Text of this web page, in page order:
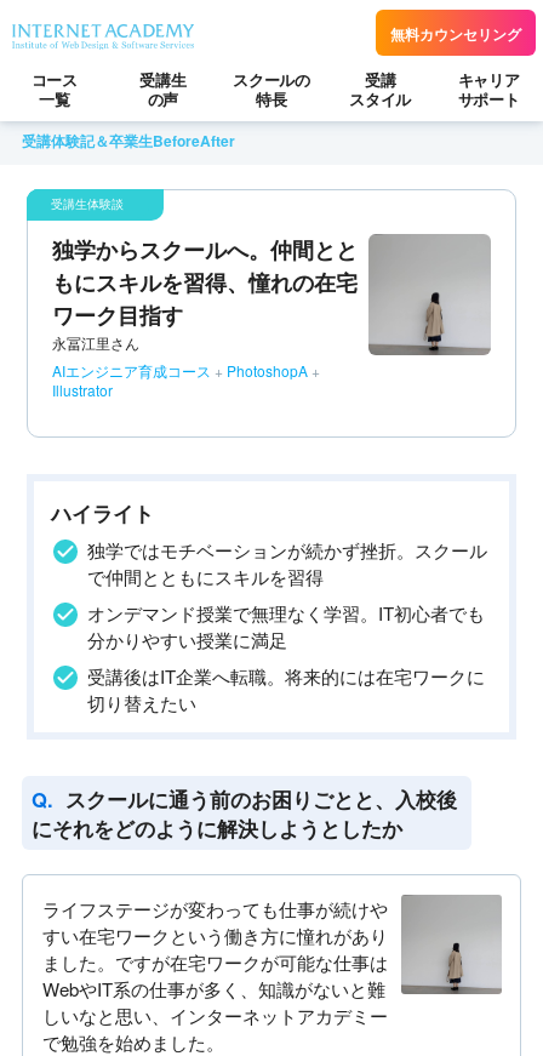
無料カウンセリング
コース
一覧
受講生
の声
スクールの
特長
受講
スタイル
キャリア
サポート
受講体験記＆卒業生BeforeAfter
独学からスクールへ。仲間とと
もにスキルを習得、憧れの在宅
ワーク目指す
永冨江里さん
AIエンジニア育成コース + PhotoshopA +
Illustrator
ハイライト
独学ではモチベーションが続かず挫折。スクール
で仲間とともにスキルを習得
オンデマンド授業で無理なく学習。IT初心者でも
分かりやすい授業に満足
受講後はIT企業へ転職。将来的には在宅ワークに
切り替えたい
スクールに通う前のお困りごとと、入校後
にそれをどのように解決しようとしたか
ライフステージが変わっても仕事が続けや
すい在宅ワークという働き方に憧れがあり
ました。ですが在宅ワークが可能な仕事は
WebやIT系の仕事が多く、知識がないと難
しいなと思い、インターネットアカデミー
で勉強を始めました。